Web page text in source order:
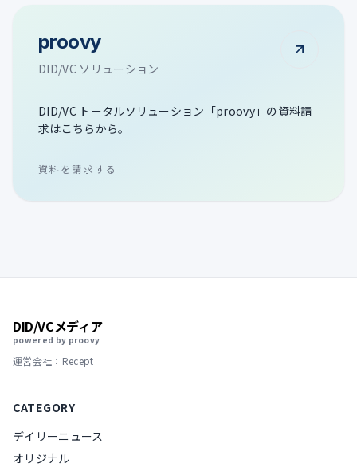
proovy
DID/VC ソリューション
DID/VC トータルソリューション「proovy」の資料請
求はこちらから。
資料を請求する
DID/VCメディア
powered by proovy
運営会社：Recept
CATEGORY
デイリーニュース
オリジナル